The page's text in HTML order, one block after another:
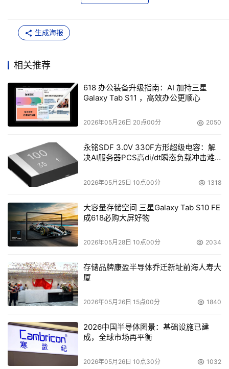
FusionApplication是甲骨文在2005完成Siebel、
(ProjectFusion)中的一部分。甲骨文计划利用其中间件
件，成为一包含各家应用优点的全新应用软件产品线，预计
在2008年上半年推出首个应用模块，并陆续推出不同模
块、分批上市，但甲骨文不愿透露首推的应用模块是否就是
甲骨文这些年来并购的近40家大小应用软件未来命运如
何，依然是外界观察重点。
会延续所有并入软件的独立研发、持续推出新版本以及永久
支持等，甚至还在今年初大张旗鼓推出"应用无极限
(ApplicationUnlimited)"计划，一口气推出EBS、Siebel、
强化宣示决心，但EdAbbo在对台下八千多名用户推广
FusionApplication的同时，还是花了不少时间解释"不会中
断对旧版产品的支持"。
Abbo表示，虽然FusionApplication有部分功能可能与既有
应用重迭，但对甲骨文来说，FusionApplication是要在传
统各自独立的应用软件外，再提供客户采用新技术整合完毕
各款应用后的额外选项。
生成海报
相关推荐
618 办公装备升级指南：AI 加持三星
Galaxy Tab S11 ，高效办公更顺心
2026年05月26日 20点00分 2050
永铭SDF 3.0V 330F方形超级电容：解
决AI服务器PCS高di/dt瞬态负载冲击难
2026年05月25日 10点00分 1318
大容量存储空间 三星Galaxy Tab S10 FE
成618必购大屏好物
2026年05月28日 10点00分 2034
存储品牌康盈半导体乔迁新址前海人寿大
厦
2026年05月26日 15点00分 1840
2026中国半导体图景：基础设施已建
成，全球市场再平衡
2026年05月26日 10点30分 1032